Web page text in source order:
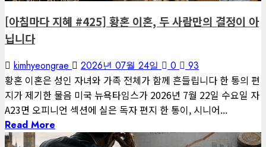
[아침마다 지혜 #425] 황혼 이혼, 두 사람만의 결정이 아
닙니다
kimhyeongrae 2026년 07월 24일 0 93
황혼 이혼은 성인 자녀와 가족 전체가 함께 흔들립니다 한 통의 편
지가 제기한 물음 미국 뉴욕타임스가 2026년 7월 22일 수요일 자
A23면 오피니언 섹션에 실은 독자 편지 한 통이, 시니어...
Read More
1 minute read